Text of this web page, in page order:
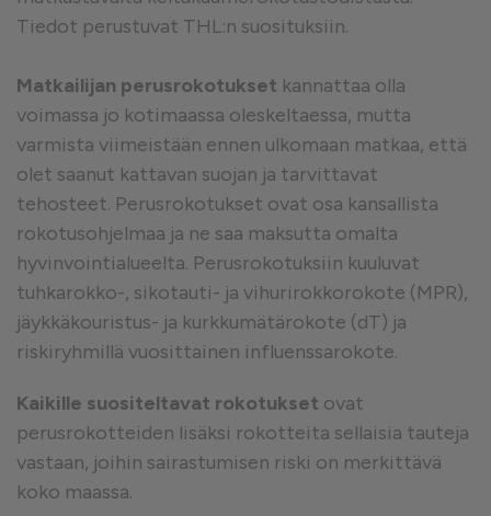
Tiedot perustuvat THL:n suosituksiin.
Matkailijan perusrokotukset kannattaa olla
voimassa jo kotimaassa oleskeltaessa, mutta
varmista viimeistään ennen ulkomaan matkaa, että
olet saanut kattavan suojan ja tarvittavat
tehosteet. Perusrokotukset ovat osa kansallista
rokotusohjelmaa ja ne saa maksutta omalta
hyvinvointialueelta. Perusrokotuksiin kuuluvat
tuhkarokko-, sikotauti- ja vihurirokkorokote (MPR),
jäykkäkouristus- ja kurkkumätärokote (dT) ja
riskiryhmillä vuosittainen influenssarokote.
Kaikille suositeltavat rokotukset ovat
perusrokotteiden lisäksi rokotteita sellaisia tauteja
vastaan, joihin sairastumisen riski on merkittävä
koko maassa.